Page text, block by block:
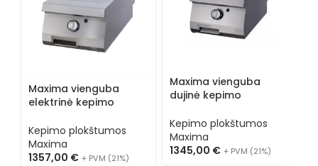
Maxima vienguba
elektrinė kepimo
Kepimo plokštumos
Maxima
1357,00 € + PVM (21%)
Maxima vienguba
dujinė kepimo
Kepimo plokštumos
Maxima
1345,00 € + PVM (21%)